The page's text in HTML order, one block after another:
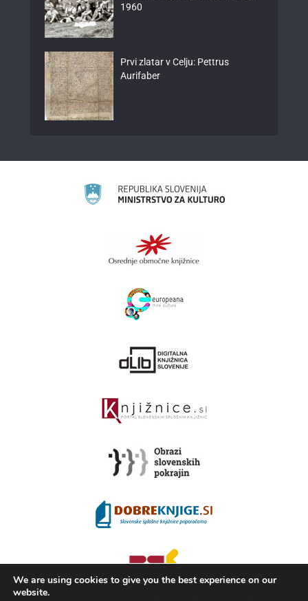
1960
Prvi zlatar v Celju: Pettrus
Aurifaber
We are using cookies to give you the best experience on our
website.